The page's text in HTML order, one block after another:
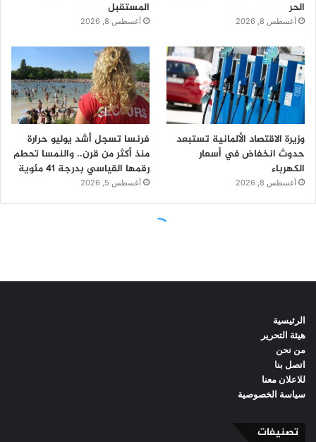
الرئيسية
هيئة التحرير
من نحن
اتصل بنا
للاعلان معنا
سياسة الخصوصية
تصنيفات